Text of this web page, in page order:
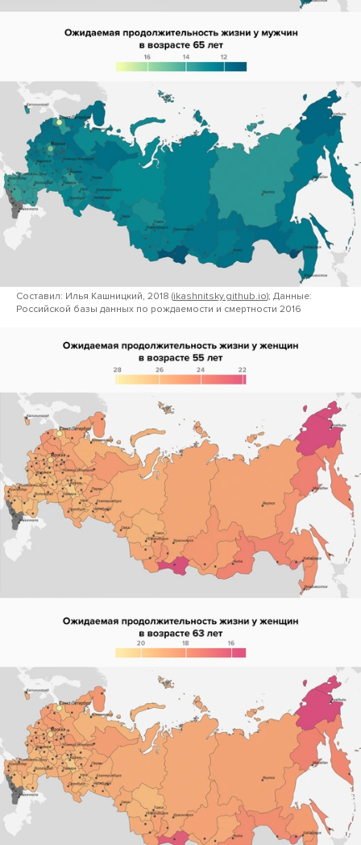
Составил: Илья Кашницкий, 2018 (ikashnitsky.github.io); Данные:
Российской базы данных по рождаемости и смертности 2016